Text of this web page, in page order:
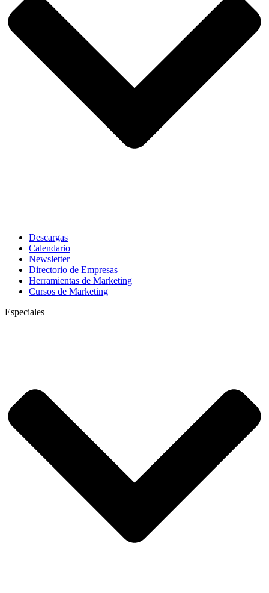
Descargas
Calendario
Newsletter
Directorio de Empresas
Herramientas de Marketing
Cursos de Marketing
Especiales